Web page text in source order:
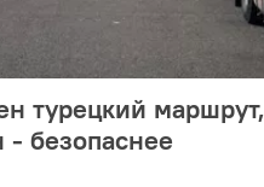
турецкий
безопаснее